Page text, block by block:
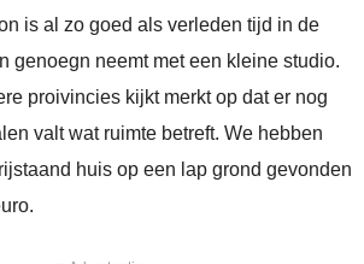
is al zo goed als verleden tijd in de
genoegn neemt met een kleine studio.
proivincies kijkt merkt op dat er nog
valt wat ruimte betreft. We hebben
huis op een lap grond gevonden